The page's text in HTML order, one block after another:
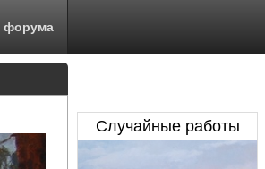
форума
Случайные работы